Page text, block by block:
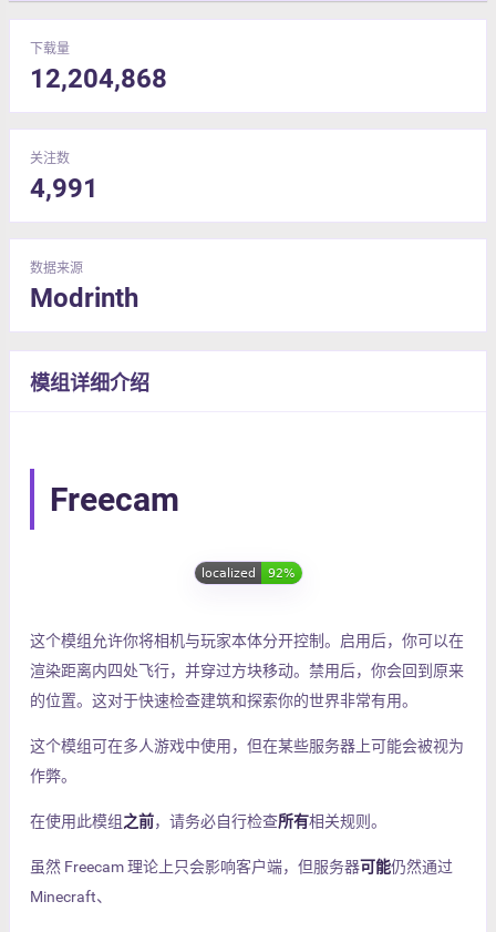
下载量
12,204,868
关注数
4,991
数据来源
Modrinth
模组详细介绍
Freecam
这个模组允许你将相机与玩家本体分开控制。启用后，你可以在
渲染距离内四处飞行，并穿过方块移动。禁用后，你会回到原来
的位置。这对于快速检查建筑和探索你的世界非常有用。
这个模组可在多人游戏中使用，但在某些服务器上可能会被视为
作弊。
在使用此模组之前，请务必自行检查所有相关规则。
虽然 Freecam 理论上只会影响客户端，但服务器可能仍然通过
Minecraft、